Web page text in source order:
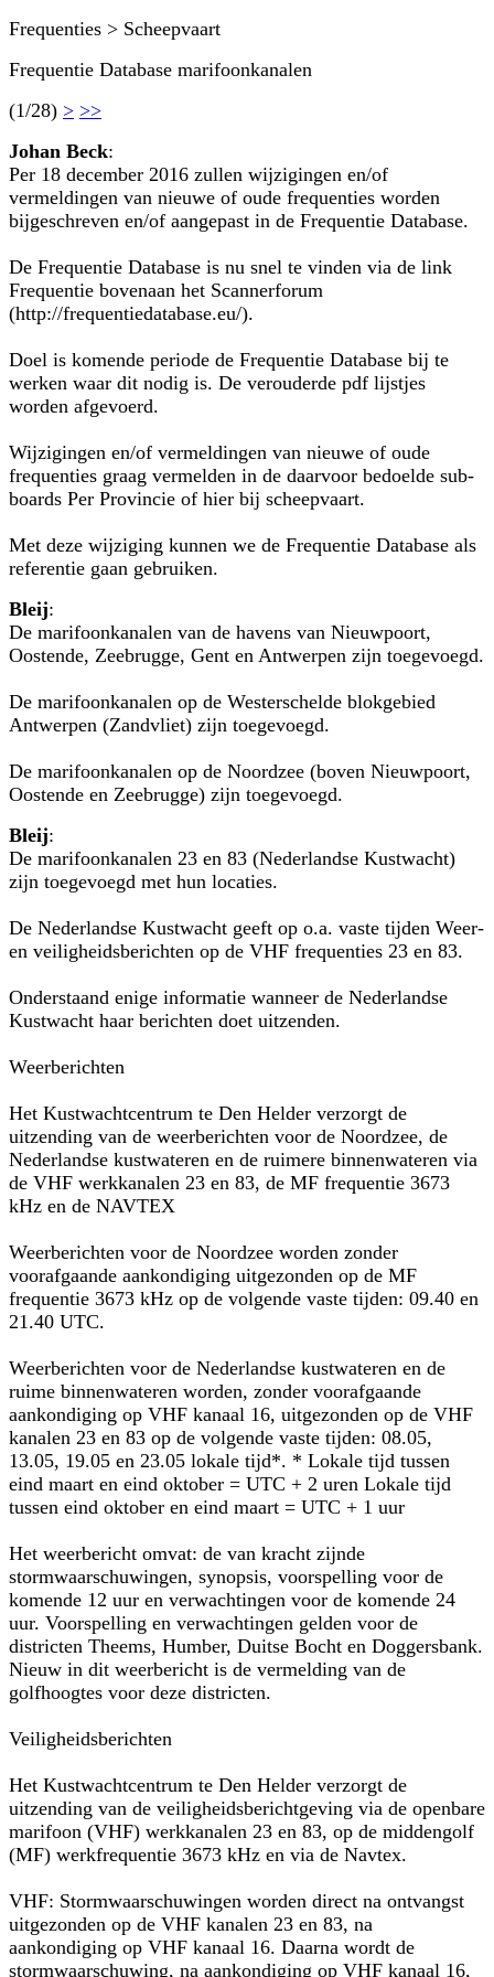
Frequenties > Scheepvaart
Frequentie Database marifoonkanalen
(1/28) > >>
Johan Beck:
Per 18 december 2016 zullen wijzigingen en/of
vermeldingen van nieuwe of oude frequenties worden
bijgeschreven en/of aangepast in de Frequentie Database.
De Frequentie Database is nu snel te vinden via de link
Frequentie bovenaan het Scannerforum
(http://frequentiedatabase.eu/).
Doel is komende periode de Frequentie Database bij te
werken waar dit nodig is. De verouderde pdf lijstjes
worden afgevoerd.
Wijzigingen en/of vermeldingen van nieuwe of oude
frequenties graag vermelden in de daarvoor bedoelde sub-
boards Per Provincie of hier bij scheepvaart.
Met deze wijziging kunnen we de Frequentie Database als
referentie gaan gebruiken.
Bleij:
De marifoonkanalen van de havens van Nieuwpoort,
Oostende, Zeebrugge, Gent en Antwerpen zijn toegevoegd.
De marifoonkanalen op de Westerschelde blokgebied
Antwerpen (Zandvliet) zijn toegevoegd.
De marifoonkanalen op de Noordzee (boven Nieuwpoort,
Oostende en Zeebrugge) zijn toegevoegd.
Bleij:
De marifoonkanalen 23 en 83 (Nederlandse Kustwacht)
zijn toegevoegd met hun locaties.
De Nederlandse Kustwacht geeft op o.a. vaste tijden Weer-
en veiligheidsberichten op de VHF frequenties 23 en 83.
Onderstaand enige informatie wanneer de Nederlandse
Kustwacht haar berichten doet uitzenden.
Weerberichten
Het Kustwachtcentrum te Den Helder verzorgt de
uitzending van de weerberichten voor de Noordzee, de
Nederlandse kustwateren en de ruimere binnenwateren via
de VHF werkkanalen 23 en 83, de MF frequentie 3673
kHz en de NAVTEX
Weerberichten voor de Noordzee worden zonder
voorafgaande aankondiging uitgezonden op de MF
frequentie 3673 kHz op de volgende vaste tijden: 09.40 en
21.40 UTC.
Weerberichten voor de Nederlandse kustwateren en de
ruime binnenwateren worden, zonder voorafgaande
aankondiging op VHF kanaal 16, uitgezonden op de VHF
kanalen 23 en 83 op de volgende vaste tijden: 08.05,
13.05, 19.05 en 23.05 lokale tijd*. * Lokale tijd tussen
eind maart en eind oktober = UTC + 2 uren Lokale tijd
tussen eind oktober en eind maart = UTC + 1 uur
Het weerbericht omvat: de van kracht zijnde
stormwaarschuwingen, synopsis, voorspelling voor de
komende 12 uur en verwachtingen voor de komende 24
uur. Voorspelling en verwachtingen gelden voor de
districten Theems, Humber, Duitse Bocht en Doggersbank.
Nieuw in dit weerbericht is de vermelding van de
golfhoogtes voor deze districten.
Veiligheidsberichten
Het Kustwachtcentrum te Den Helder verzorgt de
uitzending van de veiligheidsberichtgeving via de openbare
marifoon (VHF) werkkanalen 23 en 83, op de middengolf
(MF) werkfrequentie 3673 kHz en via de Navtex.
VHF: Stormwaarschuwingen worden direct na ontvangst
uitgezonden op de VHF kanalen 23 en 83, na
aankondiging op VHF kanaal 16. Daarna wordt de
stormwaarschuwing, na aankondiging op VHF kanaal 16,